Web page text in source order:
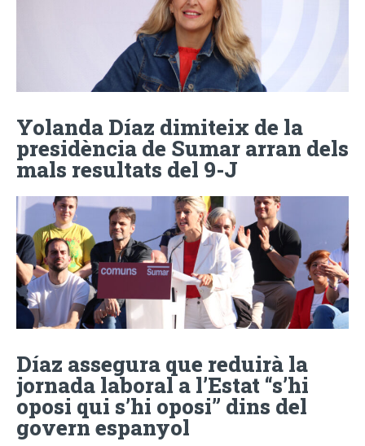
Yolanda Díaz dimiteix de la
presidència de Sumar arran dels
mals resultats del 9-J
Díaz assegura que reduirà la
jornada laboral a l’Estat “s’hi
oposi qui s’hi oposi” dins del
govern espanyol